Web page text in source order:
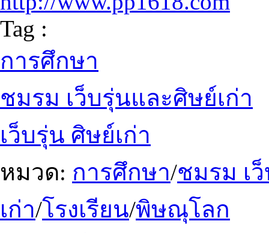
Tag :
การศึกษา
ชมรม เว็บรุ่นและศิษย์เก่า
เว็บรุ่น ศิษย์เก่า
หมวด: การศึกษา/ชมรม เ
เก่า/โรงเรียน/พิษณุโลก